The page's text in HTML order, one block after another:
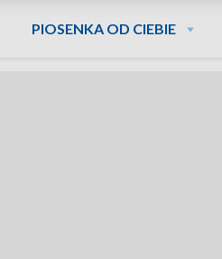
PIOSENKA OD CIEBIE